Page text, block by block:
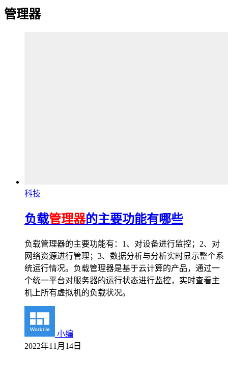
管理器
科技
负载管理器的主要功能有哪些
负载管理器的主要功能有：1、对设备进行监控；2、对
网络资源进行管理；3、数据分析与分析实时显示整个系
统运行情况。负载管理器是基于云计算的产品，通过一
个统一平台对服务器的运行状态进行监控，实时查看主
机上所有虚拟机的负载状况。
小编
2022年11月14日